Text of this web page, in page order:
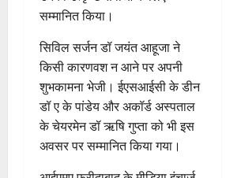
सम्मानित किया।
सिविल सर्जन डॉ जयंत आहूजा ने
किसी कारणवश न आने पर अपनी
शुभकामना भेजी। ईएसआईसी के डीन
डॉ ए के पांडेय और अकॉर्ड अस्पताल
के चेयरमेन डॉ ऋषि गुप्ता को भी इस
अवसर पर सम्मानित किया गया।